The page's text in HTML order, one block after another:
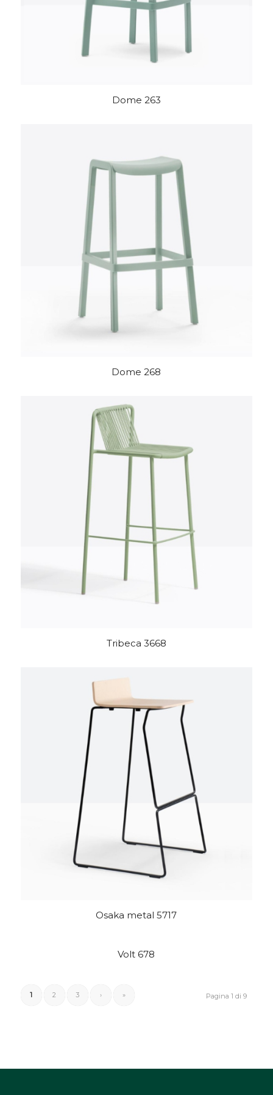
Dome 263
Dome 268
Tribeca 3668
Osaka metal 5717
Volt 678
Pagina 1 di 9
1 2 3 › »